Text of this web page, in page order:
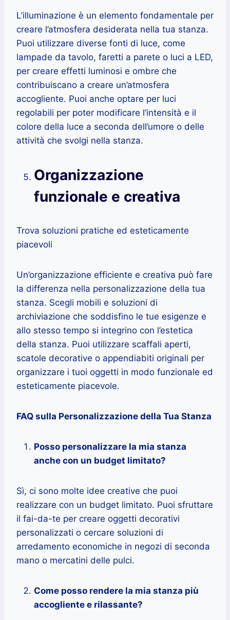
L’illuminazione è un elemento fondamentale per
creare l’atmosfera desiderata nella tua stanza.
Puoi utilizzare diverse fonti di luce, come
lampade da tavolo, faretti a parete o luci a LED,
per creare effetti luminosi e ombre che
contribuiscano a creare un’atmosfera
accogliente. Puoi anche optare per luci
regolabili per poter modificare l’intensità e il
colore della luce a seconda dell’umore o delle
attività che svolgi nella stanza.
Organizzazione
funzionale e creativa
Trova soluzioni pratiche ed esteticamente
piacevoli
Un’organizzazione efficiente e creativa può fare
la differenza nella personalizzazione della tua
stanza. Scegli mobili e soluzioni di
archiviazione che soddisfino le tue esigenze e
allo stesso tempo si integrino con l’estetica
della stanza. Puoi utilizzare scaffali aperti,
scatole decorative o appendiabiti originali per
organizzare i tuoi oggetti in modo funzionale ed
esteticamente piacevole.
FAQ sulla Personalizzazione della Tua Stanza
Posso personalizzare la mia stanza
anche con un budget limitato?
Sì, ci sono molte idee creative che puoi
realizzare con un budget limitato. Puoi sfruttare
il fai-da-te per creare oggetti decorativi
personalizzati o cercare soluzioni di
arredamento economiche in negozi di seconda
mano o mercatini delle pulci.
Come posso rendere la mia stanza più
accogliente e rilassante?